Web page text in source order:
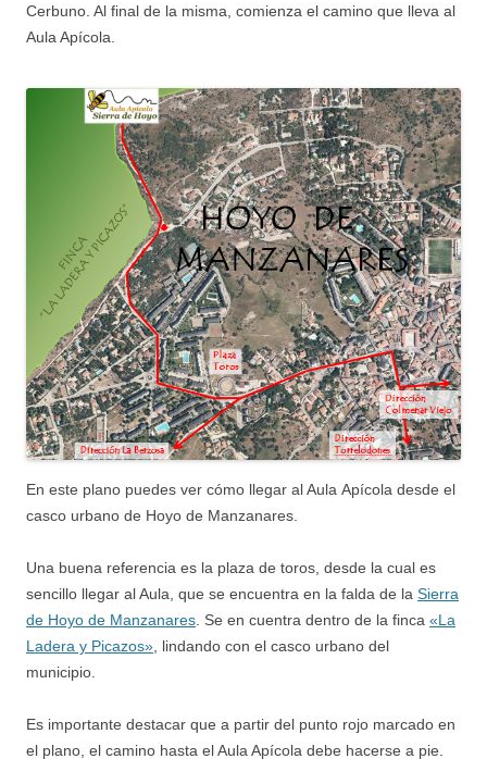
Cerbuno. Al final de la misma, comienza el camino que lleva al
Aula Apícola.
En este plano puedes ver cómo llegar al Aula Apícola desde el
casco urbano de Hoyo de Manzanares.
Una buena referencia es la plaza de toros, desde la cual es
sencillo llegar al Aula, que se encuentra en la falda de la Sierra
de Hoyo de Manzanares . Se en cuentra dentro de la finca «La
Ladera y Picazos» , lindando con el casco urbano del
municipio.
Es importante destacar que a partir del punto rojo marcado en
el plano, el camino hasta el Aula Apícola debe hacerse a pie.